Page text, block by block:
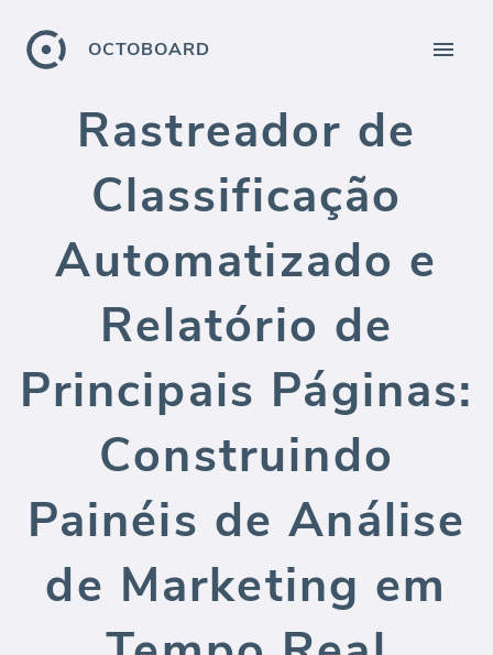
OCTOBOARD
Rastreador de
Classificação
Automatizado e
Relatório de
Principais Páginas:
Construindo
Painéis de Análise
de Marketing em